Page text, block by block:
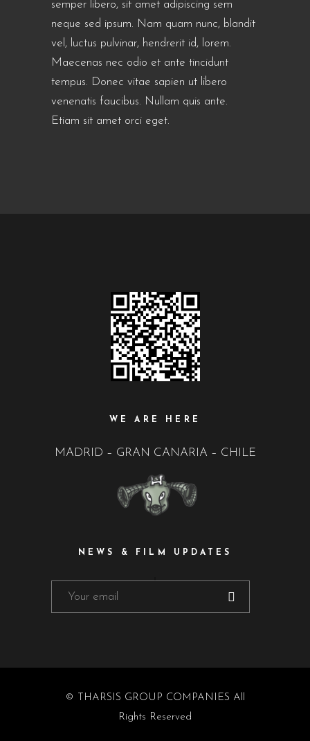
semper libero, sit amet adipiscing sem
neque sed ipsum. Nam quam nunc, blandit
vel, luctus pulvinar, hendrerit id, lorem.
Maecenas nec odio et ante tincidunt
tempus. Donec vitae sapien ut libero
venenatis faucibus. Nullam quis ante.
Etiam sit amet orci eget.
WE ARE HERE
MADRID – GRAN CANARIA – CHILE
NEWS & FILM UPDATES
© THARSIS GROUP COMPANIES All
Rights Reserved